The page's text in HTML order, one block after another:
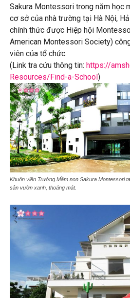
Sakura Montessori trong năm học
cơ sở của nhà trường tại Hà Nội,
chính thức được Hiệp hội
American Montessori Society)
viên của tổ chức.
(Link tra cứu thông tin: https://
Resources/Find-a-School)
Khuôn viên Trường Mầm non Sakura Montessori
sân vườn xanh, thoáng mát.